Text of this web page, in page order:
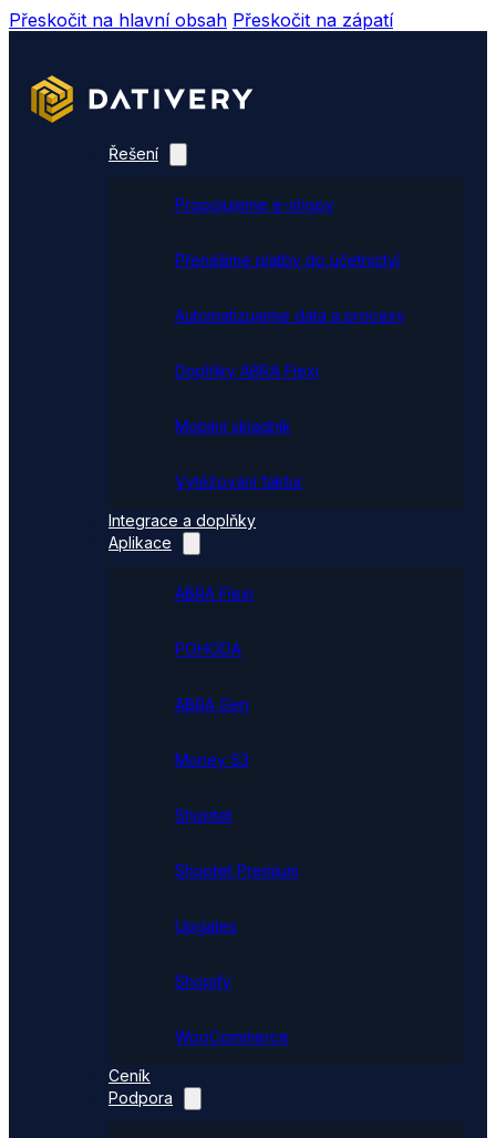
Přeskočit na hlavní obsah Přeskočit na zápatí
Řešení
Propojujeme e-shopy
Přenášíme platby do účetnictví
Automatizujeme data a procesy
Doplňky ABRA Flexi
Mobilní skladník
Vytěžování faktur
Integrace a doplňky
Aplikace
ABRA Flexi
POHODA
ABRA Gen
Money S3
Shoptet
Shoptet Premium
Upgates
Shopify
WooCommerce
Ceník
Podpora